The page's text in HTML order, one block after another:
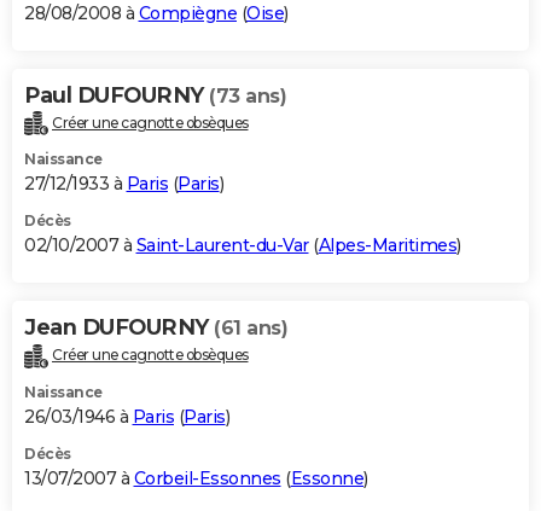
28/08/2008 à Compiègne (Oise)
Paul DUFOURNY (73 ans)
Créer une cagnotte obsèques
Naissance
27/12/1933 à Paris (Paris)
Décès
02/10/2007 à Saint-Laurent-du-Var(Alpes-Maritimes)
Jean DUFOURNY (61 ans)
Créer une cagnotte obsèques
Naissance
26/03/1946 à Paris (Paris)
Décès
13/07/2007 à Corbeil-Essonnes (Essonne)